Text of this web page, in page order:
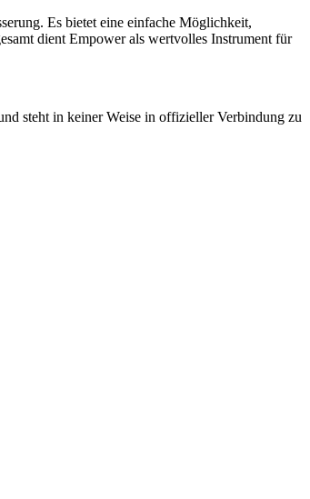
Es bietet eine einfache Möglichkeit,
dient Empower als wertvolles Instrument für
steht in keiner Weise in offizieller Verbindung zu